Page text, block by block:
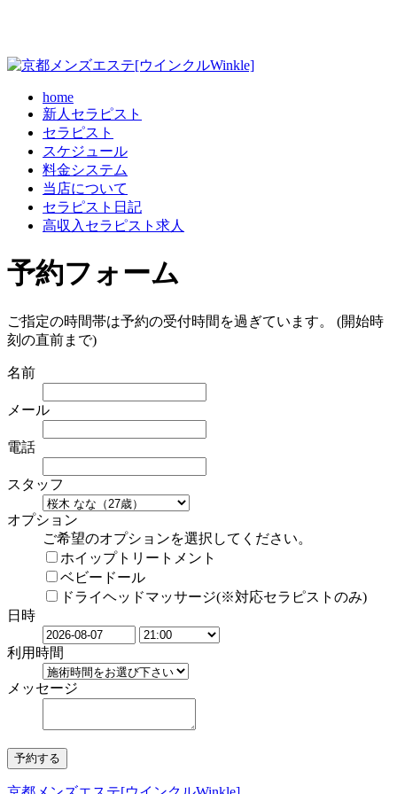
home
新人セラピスト
セラピスト
スケジュール
料金システム
当店について
セラピスト日記
高収入セラピスト求人
予約フォーム
ご指定の時間帯は予約の受付時間を過ぎています。 (開始時
刻の直前まで)
名前
メール
電話
スタッフ
オプション
ご希望のオプションを選択してください。
ホイップトリートメント
ベビードール
ドライヘッドマッサージ(※対応セラピストのみ)
日時
利用時間
メッセージ